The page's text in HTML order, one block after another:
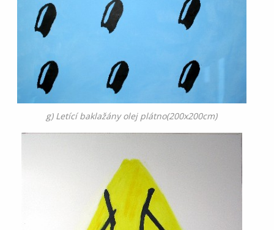
g) Letící baklažány olej plátno(200x200cm)